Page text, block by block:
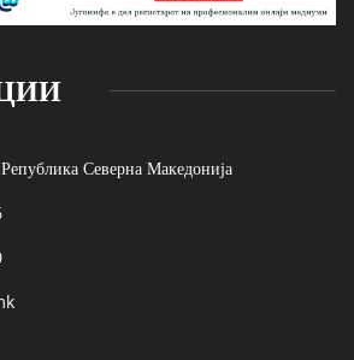
Северна Македонија